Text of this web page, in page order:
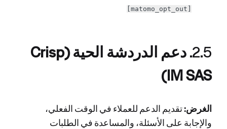
2.5.
دعم الدردشة الحية (Crisp
IM SAS)
الغرض:تقديم الدعم للعملاء في الوقت الفعلي،
والإجابة على الأسئلة، والمساعدة في الطلبات